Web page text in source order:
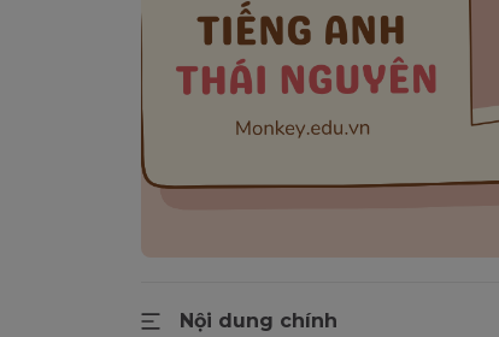
Nội dung chính